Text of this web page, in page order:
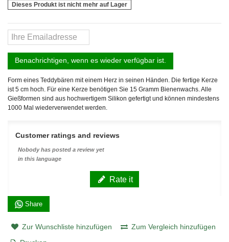
Dieses Produkt ist nicht mehr auf Lager
Benachrichtigen, wenn es wieder verfügbar ist.
Form eines Teddybären mit einem Herz in seinen Händen. Die fertige Kerze
ist 5 cm hoch. Für eine Kerze benötigen Sie 15 Gramm Bienenwachs. Alle
Gießformen sind aus hochwertigem Silikon gefertigt und können mindestens
1000 Mal wiederverwendet werden.
Customer ratings and reviews
Nobody has posted a review yet
in this language
Rate it
Share
Zur Wunschliste hinzufügen
Zum Vergleich hinzufügen